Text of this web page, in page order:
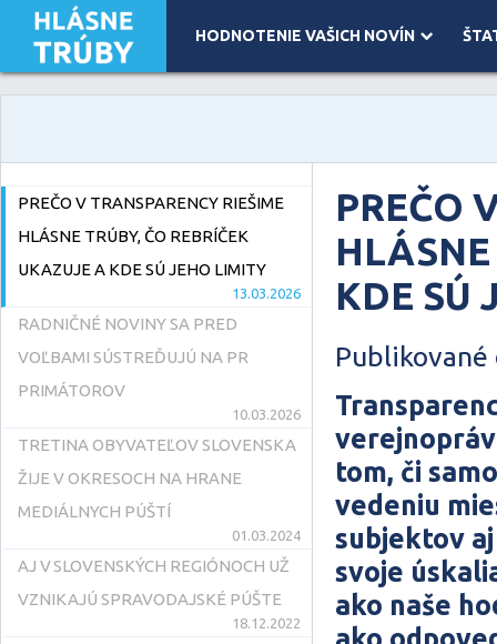
HODNOTENIE VAŠICH NOVÍN
Leaflet| Map data ©OpenStreetMapcontributors, Imagery ©Mapbox
PREČO V TRANSPARENCY RIEŠIME
HLÁSNE TRÚBY, ČO REBRÍČEK
UKAZUJE A KDE SÚ JEHO LIMITY
13.03.2026
RADNIČNÉ NOVINY SA PRED
VOĽBAMI SÚSTREĎUJÚ NA PR
PRIMÁTOROV
10.03.2026
TRETINA OBYVATEĽOV SLOVENSKA
ŽIJE V OKRESOCH NA HRANE
MEDIÁLNYCH PÚŠTÍ
01.03.2024
AJ V SLOVENSKÝCH REGIÓNOCH UŽ
VZNIKAJÚ SPRAVODAJSKÉ PÚŠTE
18.12.2022
PREČO
KDE SÚ
Publikované
tom, či
vedeniu
subjektov
svoje
ako naše